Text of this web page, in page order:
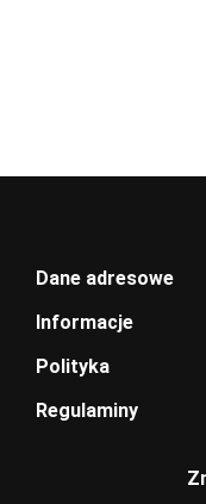
Dane adresowe
Informacje
Polityka
Regulaminy